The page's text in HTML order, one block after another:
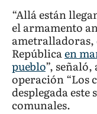
“Allá están
el armamento
ametralladoras,
Repúblicaen
pueblo”,
operación “Los
desplegada este
comunales.